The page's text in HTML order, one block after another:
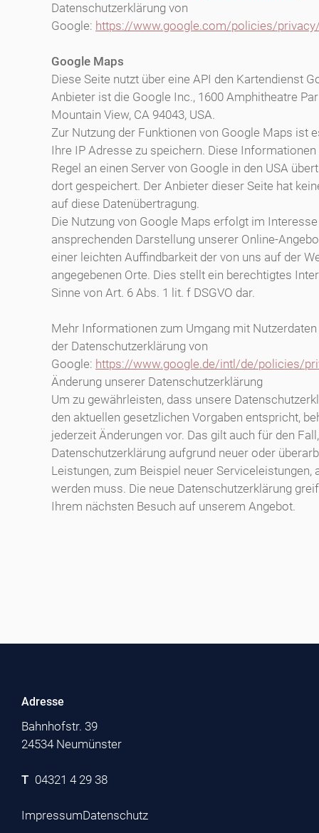
Datenschutzerklärung von
Google: https://www.google.com/policies/
Google Maps
Diese Seite nutzt über eine API den Kartendienst
Anbieter ist die Google Inc., 1600 Amphitheatre
Mountain View, CA 94043, USA.
Zur Nutzung der Funktionen von Google Maps ist
Ihre IP Adresse zu speichern. Diese
Regel an einen Server von Google in den USA
dort gespeichert. Der Anbieter dieser Seite hat
auf diese Datenübertragung.
Die Nutzung von Google Maps erfolgt im
ansprechenden Darstellung unserer Online-
einer leichten Auffindbarkeit der von uns auf der
angegebenen Orte. Dies stellt ein berechtigtes
Sinne von Art. 6 Abs. 1 lit. f DSGVO dar.
Mehr Informationen zum Umgang mit Nutzerdaten
der Datenschutzerklärung von
Google: https://www.google.de/intl/de/policies/
Änderung unserer Datenschutzerklärung
Um zu gewährleisten, dass unsere
den aktuellen gesetzlichen Vorgaben entspricht,
jederzeit Änderungen vor. Das gilt auch für den
Datenschutzerklärung aufgrund neuer oder
Leistungen, zum Beispiel neuer Serviceleistungen,
werden muss. Die neue Datenschutzerklärung
Ihrem nächsten Besuch auf unserem Angebot.
Adresse
Bahnhofstr. 39
24534 Neumünster
T 04321 4 29 38
ImpressumDatenschutz